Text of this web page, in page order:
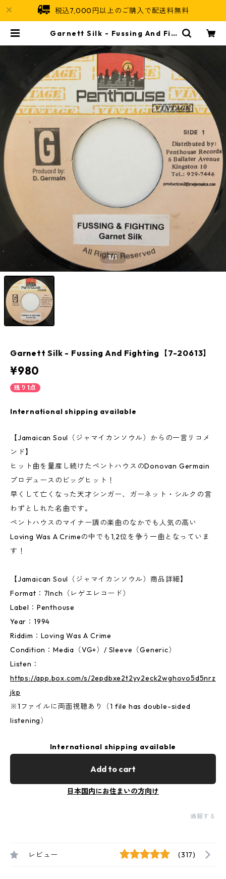
税込7,000円以上のご購入で配送料無料
Garnett Silk - Fussing And Fig
oul
1/1
Garnett Silk - Fussing And Fighting【7-20613】
¥980
残り1点
International shipping available
【Jamaican Soul（ジャマイカンソウル）からの一言リコメ
ンド】
ヒット曲を量産し続けたペントハウスのDonovan Germain
プロデュースのビッグヒット！
早くして亡くなった天才シンガー、ガーネット・シルクの言
わずとしれた名曲です。
ペントハウスのマイナー調の楽曲のなかでも人気の高い
Loving Was A Crimeの中でも1,2位を争う一曲となっていま
す！
【Jamaican Soul（ジャマイカンソウル）商品詳細】
Format：7Inch（レゲエレコード）
Label：Penthouse
Year：1994
Riddim：Loving Was A Crime
Condition：Media（VG+）/ Sleeve（Generic）
Listen：
https://app.box.com/s/2epdbxe2t2yy2eck2wghovo5d5nrz
jkp
※1ファイルに両面視聴あり（1 file has double-sided
listening）
International shipping available
Add to cart
日本国内にお住まいの方向け
通報する
レビュー (317)